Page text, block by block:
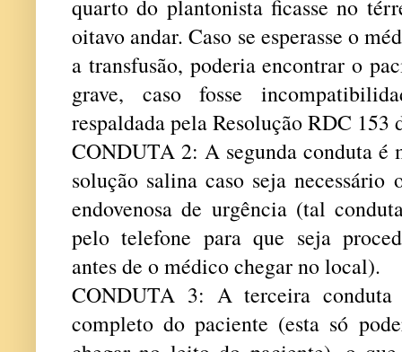
quarto do plantonista ficasse no
oitavo andar. Caso se esperasse o
a transfusão, poderia encontrar o
grave, caso fosse
respaldada pela Resolução RDC 153
CONDUTA 2: A segunda conduta é
solução salina caso seja
endovenosa de urgência (tal
pelo telefone para que seja
antes de o médico chegar no local).
CONDUTA 3: A terceira
completo do paciente (esta só